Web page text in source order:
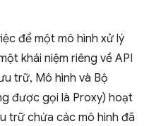
để một mô hình xử lý
khái niệm riêng về API
trữ, Mô hình và Bộ
được gọi là Proxy) hoạt
trữ chứa các mô hình đã